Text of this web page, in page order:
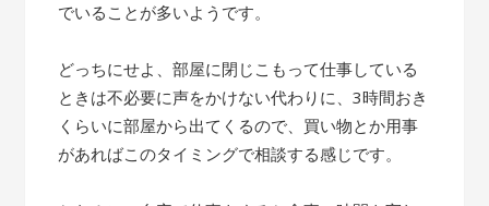
でいることが多いようです。
どっちにせよ、部屋に閉じこもって仕事している
ときは不必要に声をかけない代わりに、3時間おき
くらいに部屋から出てくるので、買い物とか用事
があればこのタイミングで相談する感じです。